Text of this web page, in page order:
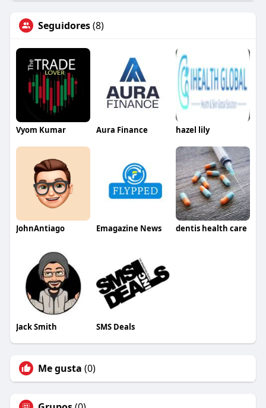
Seguidores(8)
Vyom Kumar Aura Finance hazel lily
JohnAntiago Emagazine News dentis health care
Jack Smith SMS Deals
Me gusta (0)